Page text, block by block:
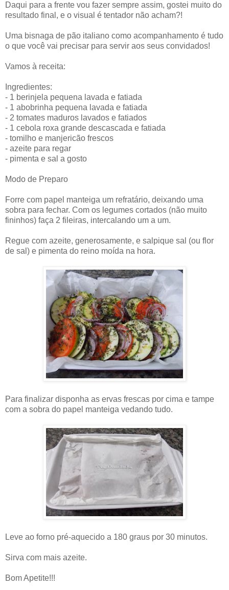
Daqui para a frente vou fazer sempre assim, gostei muito do
resultado final, e o visual é tentador não acham?!
Uma bisnaga de pão italiano como acompanhamento é tudo
o que você vai precisar para servir aos seus convidados!
Vamos à receita:
Ingredientes:
- 1 berinjela pequena lavada e fatiada
- 1 abobrinha pequena lavada e fatiada
- 2 tomates maduros lavados e fatiados
- 1 cebola roxa grande descascada e fatiada
- tomilho e manjericão frescos
- azeite para regar
- pimenta e sal a gosto
Modo de Preparo
Forre com papel manteiga um refratário, deixando uma
sobra para fechar. Com os legumes cortados (não muito
fininhos) faça 2 fileiras, intercalando um a um.
Regue com azeite, generosamente, e salpique sal (ou flor
de sal) e pimenta do reino moída na hora.
Para finalizar disponha as ervas frescas por cima e tampe
com a sobra do papel manteiga vedando tudo.
Leve ao forno pré-aquecido a 180 graus por 30 minutos.
Sirva com mais azeite.
Bom Apetite!!!